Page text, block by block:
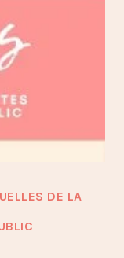
DE LA